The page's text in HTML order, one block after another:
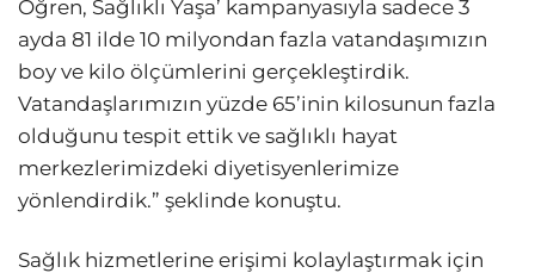
Öğren, Sağlıklı Yaşa’ kampanyasıyla sadece 3
ayda 81 ilde 10 milyondan fazla vatandaşımızın
boy ve kilo ölçümlerini gerçekleştirdik.
Vatandaşlarımızın yüzde 65’inin kilosunun fazla
olduğunu tespit ettik ve sağlıklı hayat
merkezlerimizdeki diyetisyenlerimize
yönlendirdik.” şeklinde konuştu.
Sağlık hizmetlerine erişimi kolaylaştırmak için